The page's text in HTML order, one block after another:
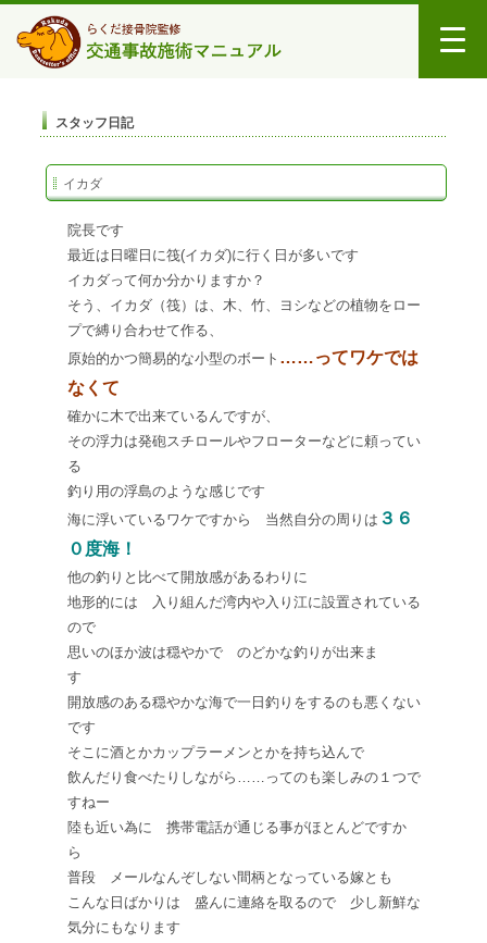
スタッフ日記
イカダ
院長です
最近は日曜日に筏(イカダ)に行く日が多いです
イカダって何か分かりますか？
そう、イカダ（筏）は、木、竹、ヨシなどの植物をロー
プで縛り合わせて作る、
原始的かつ簡易的な小型のボート ……ってワケでは
なくて
確かに木で出来ているんですが、
その浮力は発砲スチロールやフローターなどに頼ってい
る
釣り用の浮島のような感じです
海に浮いているワケですから 当然自分の周りは ３６
０度海！
他の釣りと比べて開放感があるわりに
地形的には 入り組んだ湾内や入り江に設置されている
ので
思いのほか波は穏やかで のどかな釣りが出来ま
す
開放感のある穏やかな海で一日釣りをするのも悪くない
です
そこに酒とかカップラーメンとかを持ち込んで
飲んだり食べたりしながら……ってのも楽しみの１つで
すねー
陸も近い為に 携帯電話が通じる事がほとんどですか
ら
普段 メールなんぞしない間柄となっている嫁とも
こんな日ばかりは 盛んに連絡を取るので 少し新鮮な
気分にもなります